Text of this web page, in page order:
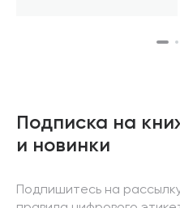
Подписка на
и новинки
Подпишитесь на